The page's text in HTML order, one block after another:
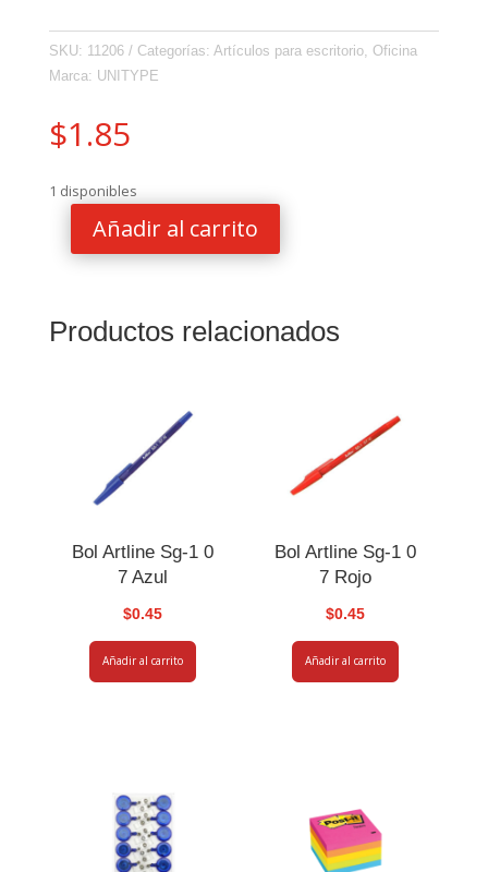
SKU: 11206 Categorías: Artículos para escritorio, Oficina
Marca: UNITYPE
$1.85
1 disponibles
Correctora
Brother
Añadir al carrito
Productos relacionados
Bol Artline Sg-1 0
7 Azul
$0.45
Añadir al carrito
Bol Artline Sg-1 0
7 Rojo
$0.45
Añadir al carrito